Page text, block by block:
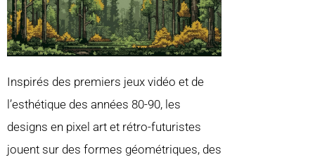
Inspirés des premiers jeux vidéo et de
l’esthétique des années 80-90, les
designs en pixel art et rétro-futuristes
jouent sur des formes géométriques, des